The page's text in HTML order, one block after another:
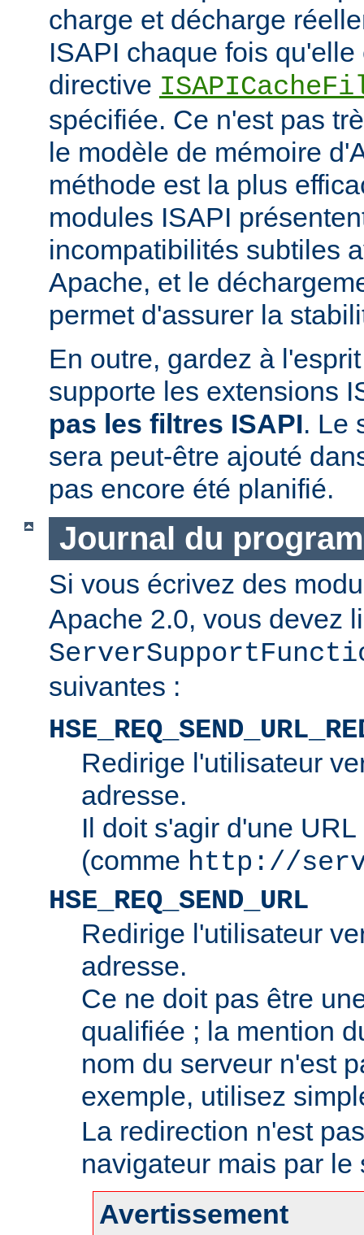
charge et décharge
ISAPI chaque fois
directive
spécifiée. Ce n'est pas
le modèle de mémoire
méthode est la plus
modules ISAPI
incompatibilités subtiles
Apache, et le
permet d'assurer la
En outre, gardez à
supporte les extensions
pas les filtres ISAPI. Le
sera peut-être ajouté
pas encore été planifié.
Journal du
Si vous écrivez des
Apache 2.0, vous devez
suivantes :
Redirige l'utilisateur
adresse.
Il doit s'agir d'une
(comme http://
HSE_REQ_SEND_URL
Redirige l'utilisateur
adresse.
Ce ne doit pas être
qualifiée ; la mention
nom du serveur n'est
exemple, utilisez
La redirection n'est
navigateur mais par le
Avertissement